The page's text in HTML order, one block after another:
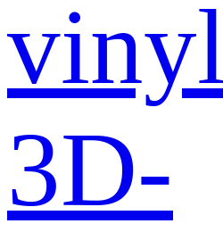
3D-